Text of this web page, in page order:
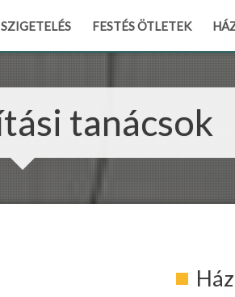
FESTÉS ÖTLETEK
tanácsok